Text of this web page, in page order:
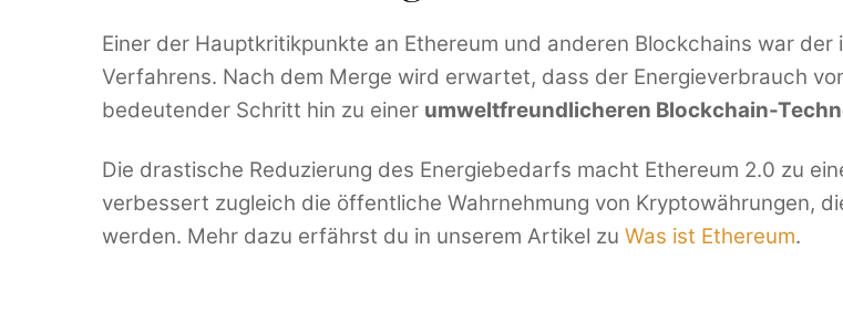
Einer der Hauptkritikpunkte an Ethereum und anderen Blockchains war
Verfahrens. Nach dem Merge wird erwartet, dass der Energieverbrauch
bedeutender Schritt hin zu einer umweltfreundlicheren Blockchain-
Die drastische Reduzierung des Energiebedarfs macht Ethereum 2.0 zu
verbessert zugleich die öffentliche Wahrnehmung von Kryptowährungen,
werden. Mehr dazu erfährst du in unserem Artikel zu Was ist Ethereum.